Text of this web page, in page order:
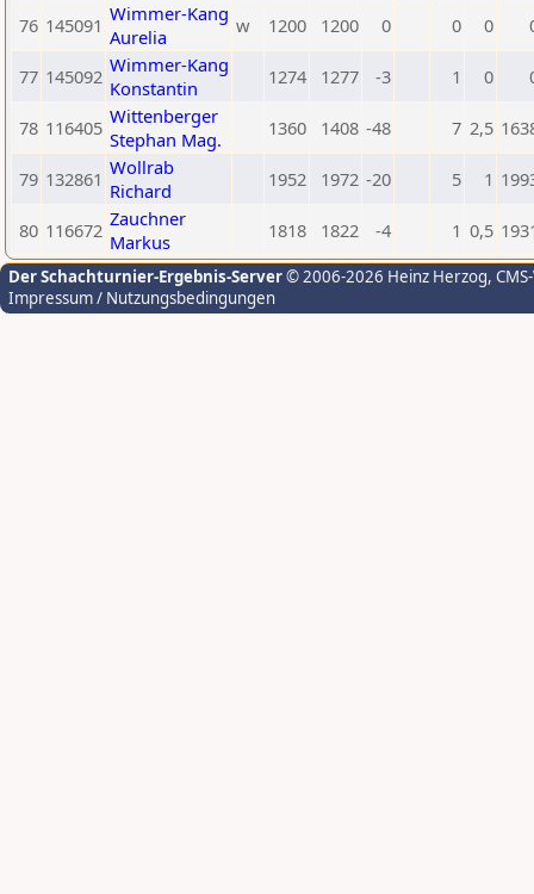
76 145091 Wimmer-Kang
Aurelia
w 1200 1200 0 0 0
77 145092 Wimmer-Kang
Konstantin
1274 1277 -3 1 0
78 116405 Wittenberger
Stephan Mag.
1360 1408 -48 7 2,5
79 132861 Wollrab
Richard
1952 1972 -20 5 1
80 116672 Zauchner
Markus
1818 1822 -4 1 0,5
Der Schachturnier-Ergebnis-Server© 2006-2026 Heinz Herzog,
Impressum / Nutzungsbedingungen